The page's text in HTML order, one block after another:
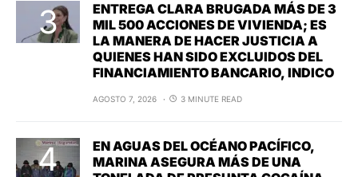
ENTREGA CLARA BRUGADA MÁS DE 3
MIL 500 ACCIONES DE VIVIENDA; ES
LA MANERA DE HACER JUSTICIA A
QUIENES HAN SIDO EXCLUIDOS DEL
FINANCIAMIENTO BANCARIO, INDICO
AGOSTO 7, 2026 3 MINUTE READ
EN AGUAS DEL OCÉANO PACÍFICO,
MARINA ASEGURA MÁS DE UNA